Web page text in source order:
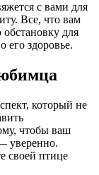
с вами для
Все, что вам
для
его здоровье.
который не
чтобы ваш
уверенно.
своей птице